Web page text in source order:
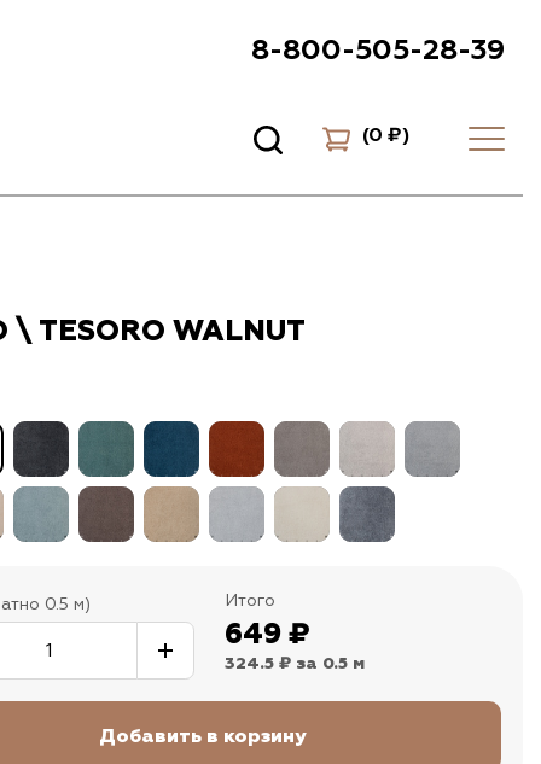
8-800-505-28-39
(0 ₽)
TESORO WALNUT
0.5 м) Итого
649 ₽
324.5 ₽ за 0.5 м